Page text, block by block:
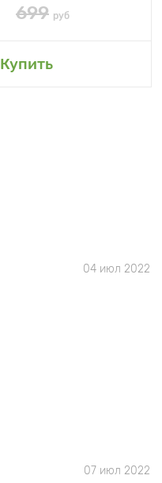
699 руб
Купить
04 июл 2022
07 июл 2022